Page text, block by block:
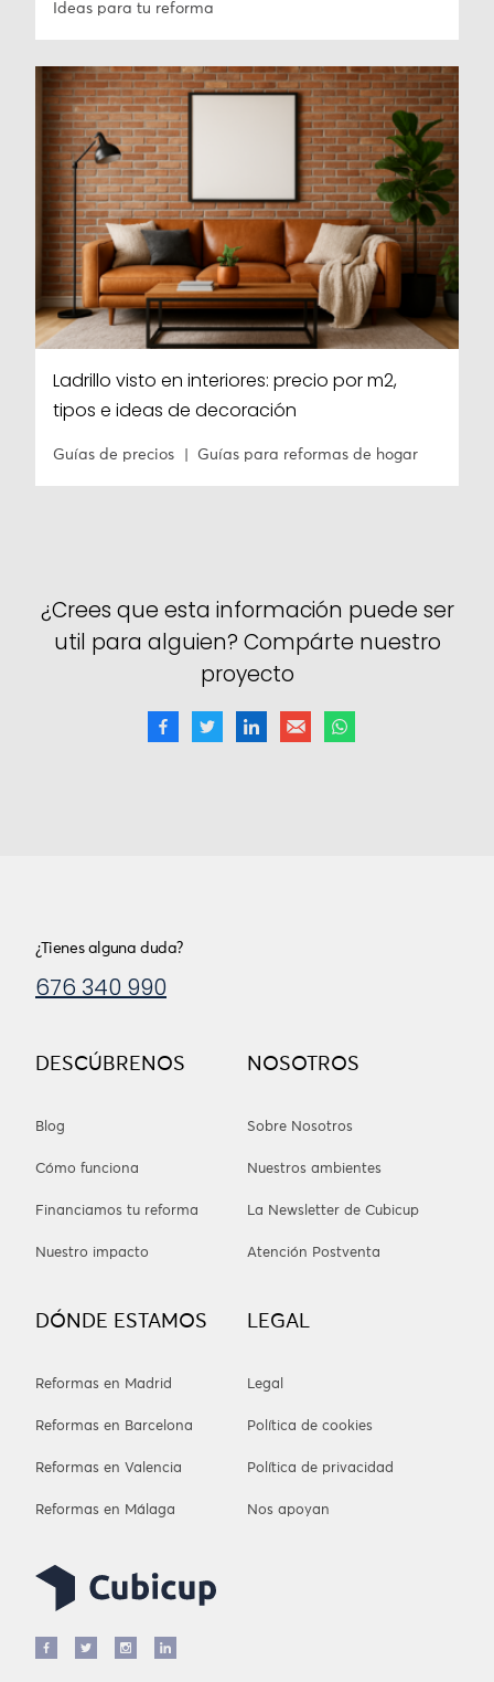
Ideas para tu reforma
Ladrillo visto en interiores: precio por m2,
tipos e ideas de decoración
Guías de precios Guías para reformas de hogar
¿Crees que esta información puede ser
util para alguien? Compárte nuestro
proyecto
DESCÚBRENOS
Blog
Cómo funciona
Financiamos tu reforma
Nuestro impacto
NOSOTROS
Sobre Nosotros
Nuestros ambientes
La Newsletter de Cubicup
Atención Postventa
DÓNDE ESTAMOS
Reformas en Madrid
Reformas en Barcelona
Reformas en Valencia
Reformas en Málaga
LEGAL
Legal
Política de cookies
Política de privacidad
Nos apoyan
¿Tienes alguna duda?
676 340 990